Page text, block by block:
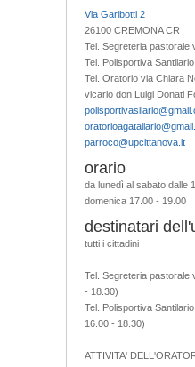
Via Garibotti 2
26100 CREMONA CR
Tel. Segreteria pastorale
Tel. Polisportiva
Tel. Oratorio via Chiara
vicario don Luigi Donati
parroco@upcittanova.it
orario
da lunedì al sabato dalle
domenica 17.00 - 19.00
destinatari
tutti i cittadini
Tel. Segreteria pastorale
- 18.30)
Tel. Polisportiva
16.00 - 18.30)
ATTIVITA'